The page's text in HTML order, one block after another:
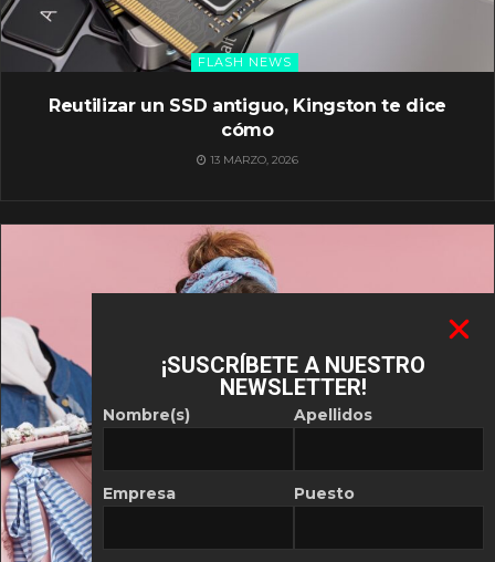
FLASH NEWS
Reutilizar un SSD antiguo, Kingston te dice
cómo
13 MARZO, 2026
¡SUSCRÍBETE A NUESTRO
NEWSLETTER!
Nombre(s)
Empresa
Apellidos
Puesto